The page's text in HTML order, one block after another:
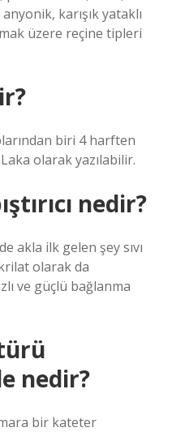
karışık yataklı
üzere reçine tipleri
biri 4 harften
olarak yazılabilir.
nedir?
akla ilk gelen şey sıvı
olarak da
ve güçlü bağlanma
nedir?
bir kateter